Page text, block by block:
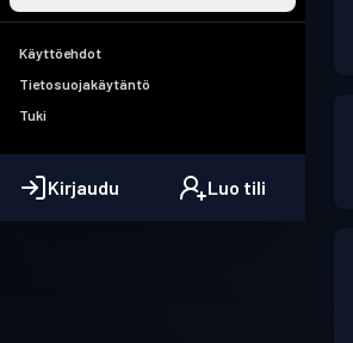
Käyttöehdot
Tietosuojakäytäntö
Tuki
Kirjaudu Luo tili